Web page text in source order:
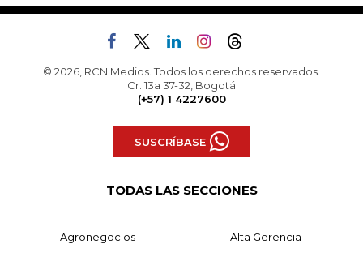
© 2026, RCN Medios. Todos los derechos reservados.
Cr. 13a 37-32, Bogotá
(+57) 1 4227600
SUSCRÍBASE
TODAS LAS SECCIONES
Agronegocios Alta Gerencia